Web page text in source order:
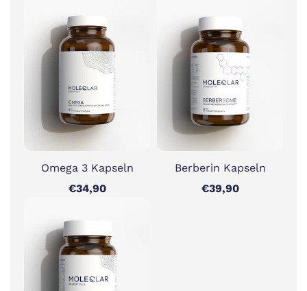
Omega 3 Kapseln
€34,90
Berberin Kapseln
€39,90